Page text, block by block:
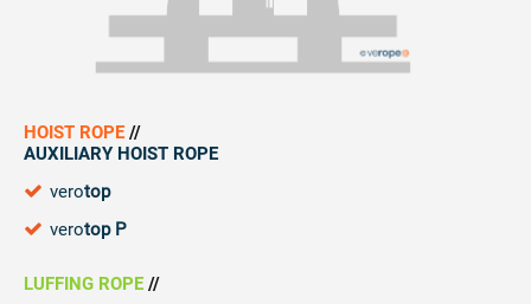
HOIST ROPE //
AUXILIARY HOIST ROPE
verotop
verotop P
LUFFING ROPE //